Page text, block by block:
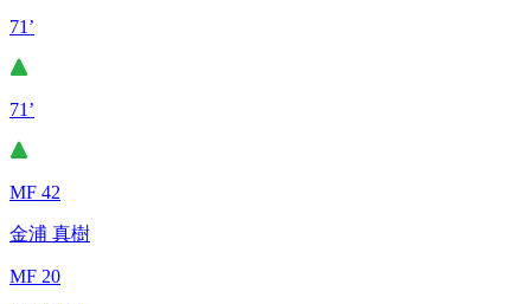
71’
71’
MF 42
金浦 真樹
MF 20